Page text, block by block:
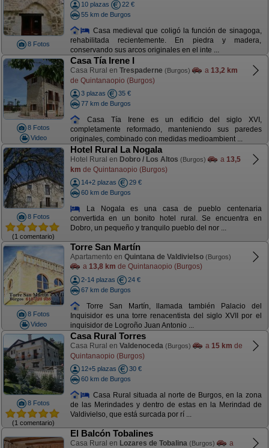
8 Fotos
10 plazas
22 €
55 km de Burgos
Casa medieval que coligó la función de sinagoga,
rehabilitada recientemente. En piedra y madera,
conservando sus arcos originales en el inte ...
8 Fotos
Video
Casa Tía Irene I
Casa Rural en Trespaderne (Burgos) a 13,2 km
de Quintanaopio (Burgos)
3 plazas
35 €
77 km de Burgos
Casa Tía Irene es un edificio del siglo XVI,
completamente reformado, manteniendo sus paredes
originales, combinado con medidas medioambient ...
8 Fotos
(1 comentario)
Hotel Rural La Nogala
Hotel Rural en Dobro / Los Altos (Burgos) a 13,5
km de Quintanaopio (Burgos)
14+2 plazas
29 €
60 km de Burgos
La Nogala es una casa de pueblo centenaria
convertida en un bonito hotel rural. Se encuentra en
Dobro, un pequeño y tranquilo pueblo del nor ...
8 Fotos
Video
Torre San Martín
Apartamento en Quintana de Valdivielso (Burgos)
a 13,8 km de Quintanaopio (Burgos)
2-14 plazas
24 €
67 km de Burgos
Torre San Martín, llamada también Palacio del
Inquisidor es una torre renacentista del siglo XVII por el
inquisidor de Logroño Juan Antonio ...
8 Fotos
(1 comentario)
Casa Rural Torres
Casa Rural en Valdenoceda (Burgos) a 15 km de
Quintanaopio (Burgos)
12+5 plazas
30 €
60 km de Burgos
Casa Rural situada al norte de Burgos, en la zona
de las Merindades y dentro de estas en la Merindad de
Valdivielso, que está surcada por rí ...
El Balcón Tobalines
Casa Rural en Lozares de Tobalina (Burgos)
a